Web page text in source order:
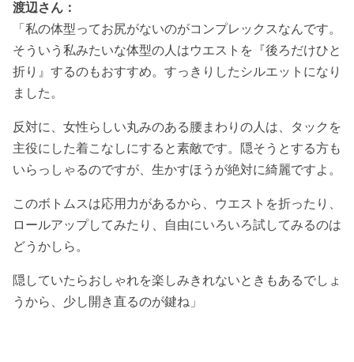
渡辺さん：
「私の体型ってお尻がないのがコンプレックスなんです。
そういう私みたいな体型の人はウエストを『後ろだけひと
折り』するのもおすすめ。すっきりしたシルエットになり
ました。
反対に、女性らしい丸みのある腰まわりの人は、タックを
主役にした着こなしにすると素敵です。隠そうとする方も
いらっしゃるのですが、生かすほうが絶対に綺麗ですよ。
このボトムスは応用力があるから、ウエストを折ったり、
ロールアップしてみたり、自由にいろいろ試してみるのは
どうかしら。
隠していたらおしゃれを楽しみきれないときもあるでしょ
うから、少し開き直るのが鍵ね」